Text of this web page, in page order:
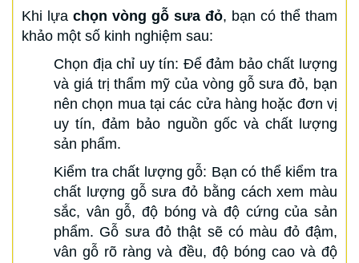
Khi lựa chọn vòng gỗ sưa đỏ, bạn có thể tham
khảo một số kinh nghiệm sau:
Chọn địa chỉ uy tín: Để đảm bảo chất lượng
và giá trị thẩm mỹ của vòng gỗ sưa đỏ, bạn
nên chọn mua tại các cửa hàng hoặc đơn vị
uy tín, đảm bảo nguồn gốc và chất lượng
sản phẩm.
Kiểm tra chất lượng gỗ: Bạn có thể kiểm tra
chất lượng gỗ sưa đỏ bằng cách xem màu
sắc, vân gỗ, độ bóng và độ cứng của sản
phẩm. Gỗ sưa đỏ thật sẽ có màu đỏ đậm,
vân gỗ rõ ràng và đều, độ bóng cao và độ